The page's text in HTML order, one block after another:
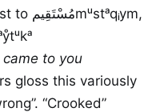
to مُسْتَقِيمmᵘstᵃqᵢym,
came to you
gloss this variously
“Crooked”